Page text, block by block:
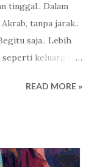
tinggal.. Dalam
tanpa jarak..
saja.. Lebih
seperti keluarga...
READ MORE »